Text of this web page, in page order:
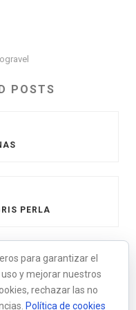
POSTS
PERLA
para garantizar el
y mejorar nuestros
rechazar las no
Política de cookies